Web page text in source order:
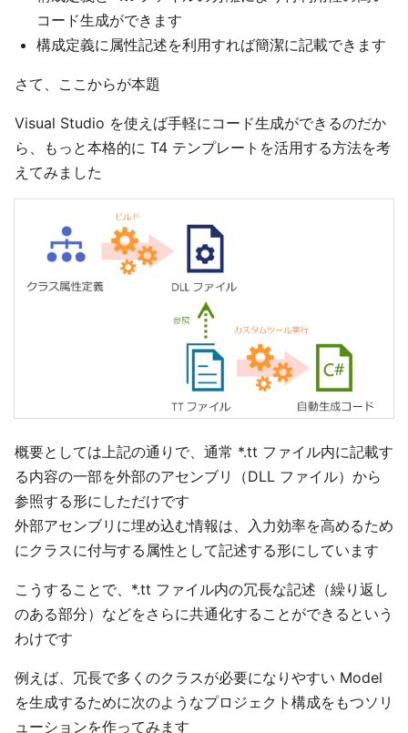
コード生成ができます
構成定義に属性記述を利用すれば簡潔に記載できます
さて、ここからが本題
Visual Studio を使えば手軽にコード生成ができるのだか
ら、もっと本格的に T4 テンプレートを活用する方法を考
えてみました
概要としては上記の通りで、通常 *.tt ファイル内に記載す
る内容の一部を外部のアセンブリ（DLL ファイル）から
参照する形にしただけです
外部アセンブリに埋め込む情報は、入力効率を高めるため
にクラスに付与する属性として記述する形にしています
こうすることで、*.tt ファイル内の冗長な記述（繰り返し
のある部分）などをさらに共通化することができるという
わけです
例えば、冗長で多くのクラスが必要になりやすい Model
を生成するために次のようなプロジェクト構成をもつソリ
ューションを作ってみます